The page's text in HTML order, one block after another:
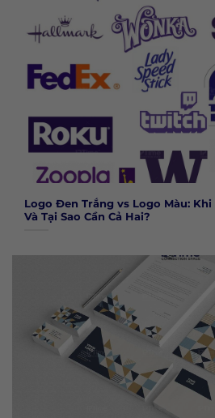
Logo Đen Trắng vs Logo Màu:
Và Tại Sao Cần Cả Hai?